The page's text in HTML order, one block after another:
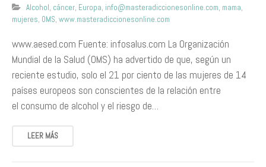
Alcohol, cáncer, Europa, info@masteradiccionesonline.com, mama,
mujeres, OMS, www.masteradiccionesonline.com
www.aesed.com Fuente: infosalus.com La Organización
Mundial de la Salud (OMS) ha advertido de que, según un
reciente estudio, solo el 21 por ciento de las mujeres de 14
países europeos son conscientes de la relación entre
el consumo de alcohol y el riesgo de…
LEER MÁS